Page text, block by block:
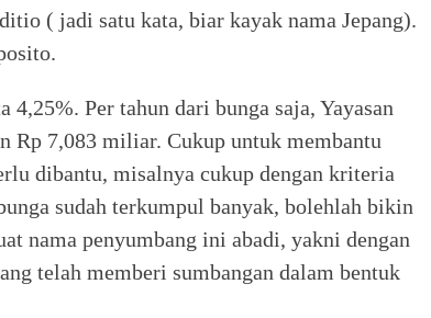
( jadi satu kata, biar kayak nama Jepang).
Per tahun dari bunga saja, Yayasan
Rp 7,083 miliar. Cukup untuk membantu
dibantu, misalnya cukup dengan kriteria
sudah terkumpul banyak, bolehlah bikin
nama penyumbang ini abadi, yakni dengan
telah memberi sumbangan dalam bentuk